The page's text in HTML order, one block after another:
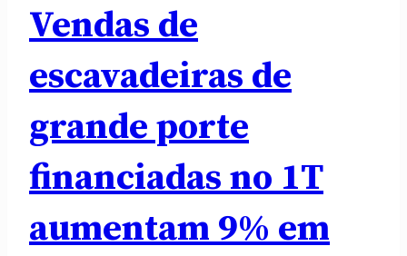
Vendas de
escavadeiras de
grande porte
financiadas no 1T
aumentam 9% em